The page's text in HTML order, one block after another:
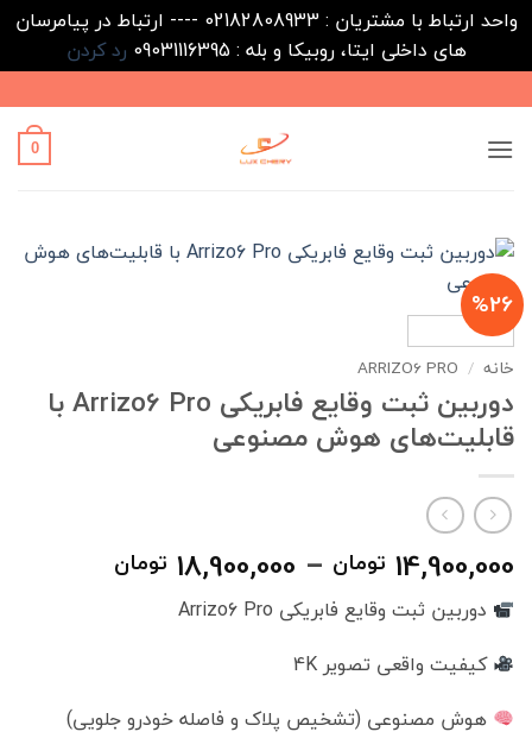
واحد ارتباط با مشتریان : 02182808933 ---- ارتباط در پیامرسان
های داخلی ایتا، روبیکا و بله : 09031116395
رد کردن
to
content
0
%26
خانه /
ARRIZO6 PRO
دوربین ثبت وقایع فابریکی Arrizo6 Pro با
قابلیت‌های هوش مصنوعی
14,900,000 تومان –
18,900,000 تومان
دوربین ثبت وقایع فابریکی Arrizo6 Pro
کیفیت واقعی تصویر 4K
هوش مصنوعی (تشخیص پلاک و فاصله خودرو جلویی)